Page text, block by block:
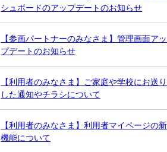
シュボードのアップデートのお知らせ
【参画パートナーのみなさま】管理画面アッ
プデートのお知らせ
【利用者のみなさま】ご家庭や学校にお送り
した通知やチラシについて
【利用者のみなさま】利用者マイページの新
機能について